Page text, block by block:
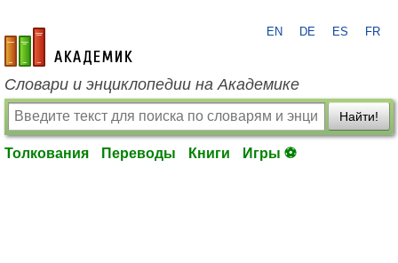
academic.ru
EN DE ES FR
Словари и энциклопедии на Академике
Найти!
Толкования Переводы Книги Игры ⚽